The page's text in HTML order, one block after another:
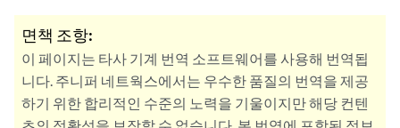
면책 조항:
이 페이지는 타사 기계 번역 소프트웨어를 사용해 번역됩
니다. 주니퍼 네트웍스에서는 우수한 품질의 번역을 제공
하기 위한 합리적인 수준의 노력을 기울이지만 해당 컨텐